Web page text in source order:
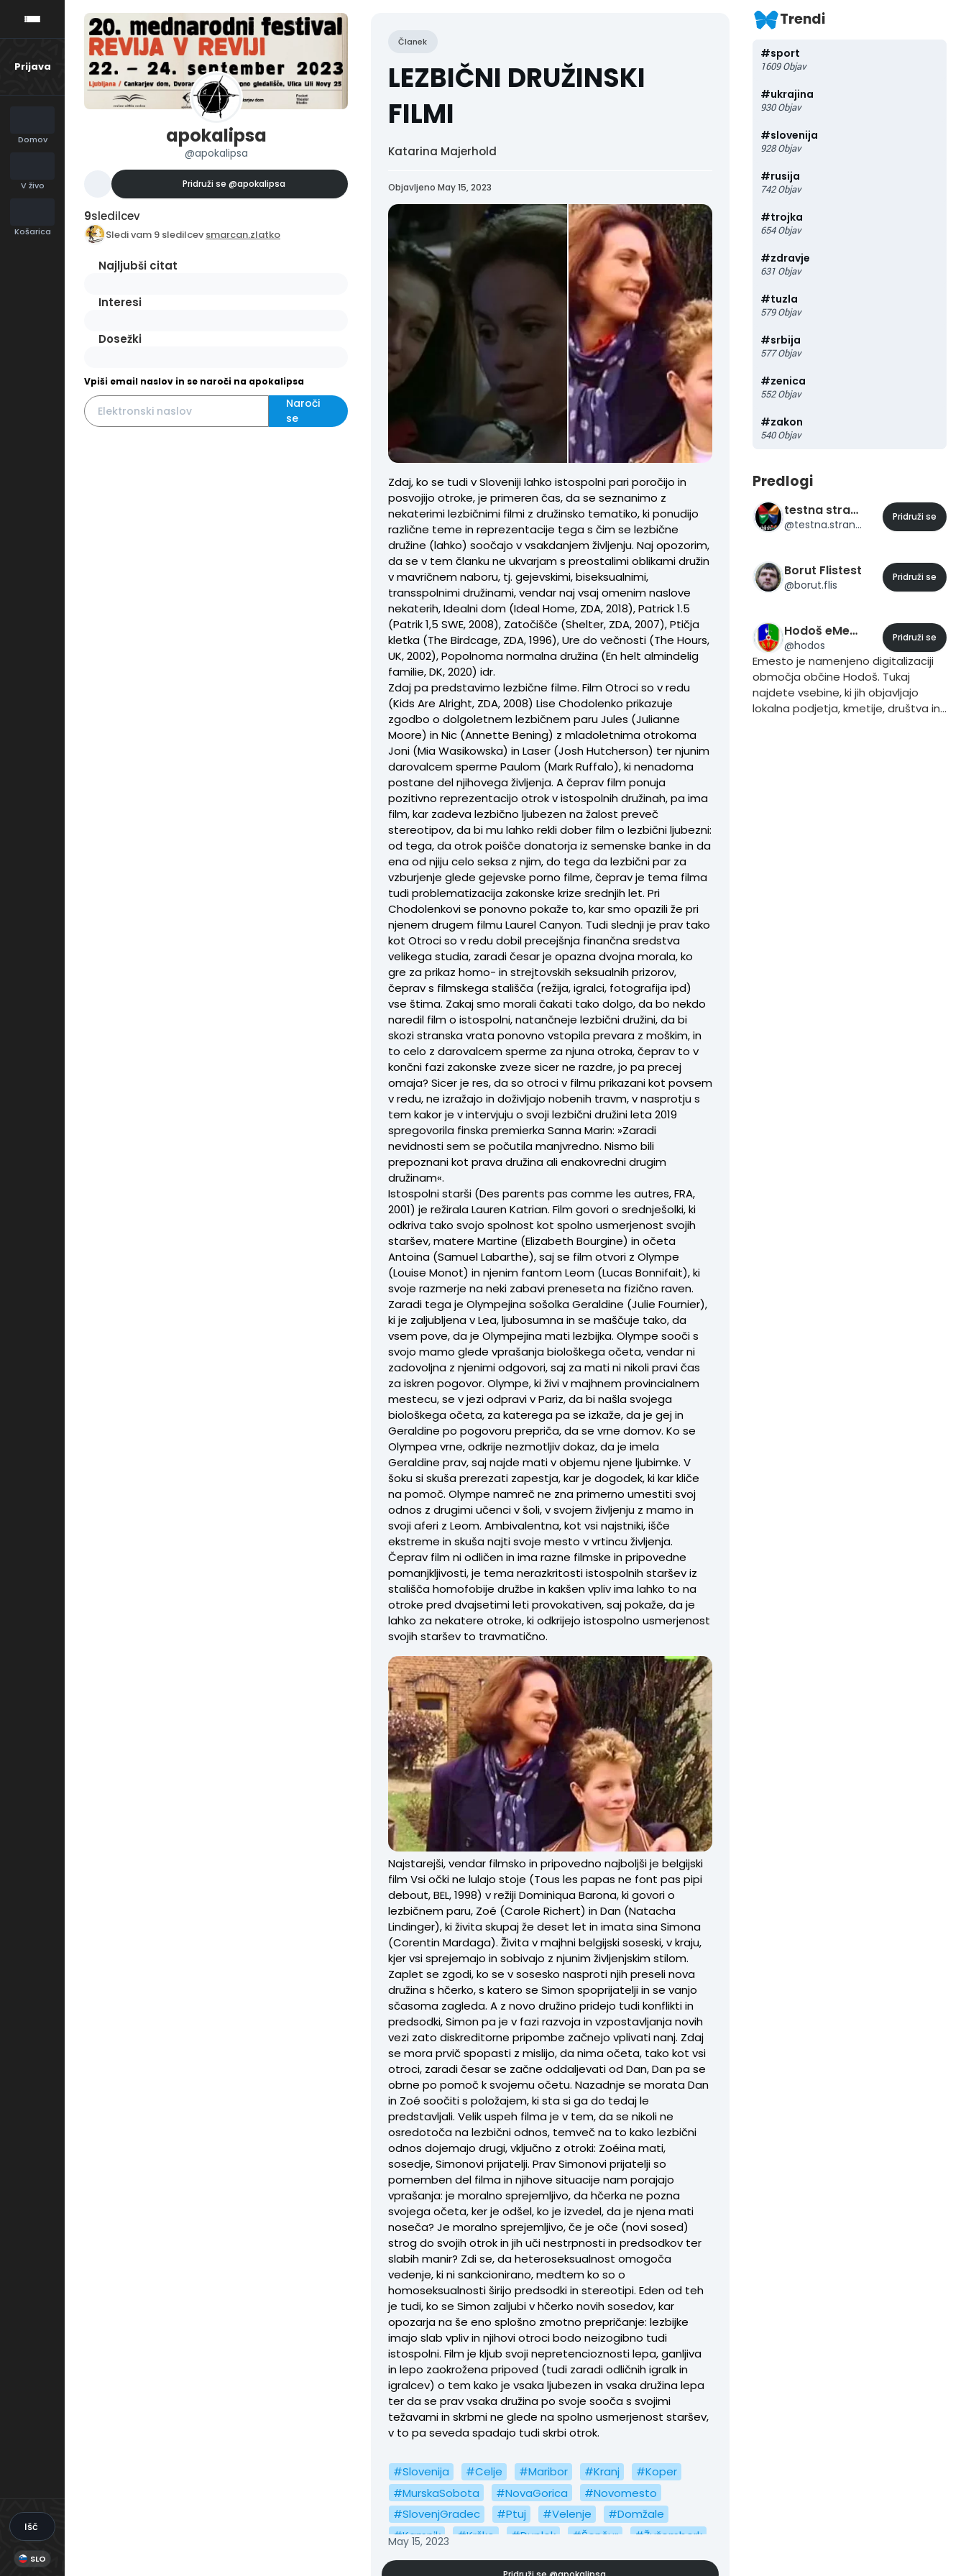
Prijava
Domov
V živo
Košarica
Išči
SLO
apokalipsa
@apokalipsa
Pridruži se @apokalipsa
9sledilcev
Sledi vam 9 sledilcev smarcan.zlatko
Najljubši citat
Interesi
Dosežki
Vpiši email naslov in se naroči na apokalipsa
Naroči
se
Članek
LEZBIČNI DRUŽINSKI
FILMI
Katarina Majerhold
Objavljeno May 15, 2023
Zdaj, ko se tudi v Sloveniji lahko istospolni pari poročijo in
posvojijo otroke, je primeren čas, da se seznanimo z
nekaterimi lezbičnimi filmi z družinsko tematiko, ki ponudijo
različne teme in reprezentacije tega s čim se lezbične
družine (lahko) soočajo v vsakdanjem življenju. Naj opozorim,
da se v tem članku ne ukvarjam s preostalimi oblikami družin
v mavričnem naboru, tj. gejevskimi, biseksualnimi,
transspolnimi družinami, vendar naj vsaj omenim naslove
nekaterih, Idealni dom (Ideal Home, ZDA, 2018), Patrick 1.5
(Patrik 1,5 SWE, 2008), Zatočišče (Shelter, ZDA, 2007), Ptičja
kletka (The Birdcage, ZDA, 1996), Ure do večnosti (The Hours,
UK, 2002), Popolnoma normalna družina (En helt almindelig
familie, DK, 2020) idr.
Zdaj pa predstavimo lezbične filme. Film Otroci so v redu
(Kids Are Alright, ZDA, 2008) Lise Chodolenko prikazuje
zgodbo o dolgoletnem lezbičnem paru Jules (Julianne
Moore) in Nic (Annette Bening) z mladoletnima otrokoma
Joni (Mia Wasikowska) in Laser (Josh Hutcherson) ter njunim
darovalcem sperme Paulom (Mark Ruffalo), ki nenadoma
postane del njihovega življenja. A čeprav film ponuja
pozitivno reprezentacijo otrok v istospolnih družinah, pa ima
film, kar zadeva lezbično ljubezen na žalost preveč
stereotipov, da bi mu lahko rekli dober film o lezbični ljubezni:
od tega, da otrok poišče donatorja iz semenske banke in da
ena od njiju celo seksa z njim, do tega da lezbični par za
vzburjenje glede gejevske porno filme, čeprav je tema filma
tudi problematizacija zakonske krize srednjih let. Pri
Chodolenkovi se ponovno pokaže to, kar smo opazili že pri
njenem drugem filmu Laurel Canyon. Tudi slednji je prav tako
kot Otroci so v redu dobil precejšnja finančna sredstva
velikega studia, zaradi česar je opazna dvojna morala, ko
gre za prikaz homo- in strejtovskih seksualnih prizorov,
čeprav s filmskega stališča (režija, igralci, fotografija ipd)
vse štima. Zakaj smo morali čakati tako dolgo, da bo nekdo
naredil film o istospolni, natančneje lezbični družini, da bi
skozi stranska vrata ponovno vstopila prevara z moškim, in
to celo z darovalcem sperme za njuna otroka, čeprav to v
končni fazi zakonske zveze sicer ne razdre, jo pa precej
omaja? Sicer je res, da so otroci v filmu prikazani kot povsem
v redu, ne izražajo in doživljajo nobenih travm, v nasprotju s
tem kakor je v intervjuju o svoji lezbični družini leta 2019
spregovorila finska premierka Sanna Marin: »Zaradi
nevidnosti sem se počutila manjvredno. Nismo bili
prepoznani kot prava družina ali enakovredni drugim
družinam«.
Istospolni starši (Des parents pas comme les autres, FRA,
2001) je režirala Lauren Katrian. Film govori o srednješolki, ki
odkriva tako svojo spolnost kot spolno usmerjenost svojih
staršev, matere Martine (Elizabeth Bourgine) in očeta
Antoina (Samuel Labarthe), saj se film otvori z Olympe
(Louise Monot) in njenim fantom Leom (Lucas Bonnifait), ki
svoje razmerje na neki zabavi preneseta na fizično raven.
Zaradi tega je Olympejina sošolka Geraldine (Julie Fournier),
ki je zaljubljena v Lea, ljubosumna in se maščuje tako, da
vsem pove, da je Olympejina mati lezbijka. Olympe sooči s
svojo mamo glede vprašanja biološkega očeta, vendar ni
zadovoljna z njenimi odgovori, saj za mati ni nikoli pravi čas
za iskren pogovor. Olympe, ki živi v majhnem provincialnem
mestecu, se v jezi odpravi v Pariz, da bi našla svojega
biološkega očeta, za katerega pa se izkaže, da je gej in
Geraldine po pogovoru prepriča, da se vrne domov. Ko se
Olympea vrne, odkrije nezmotljiv dokaz, da je imela
Geraldine prav, saj najde mati v objemu njene ljubimke. V
šoku si skuša prerezati zapestja, kar je dogodek, ki kar kliče
na pomoč. Olympe namreč ne zna primerno umestiti svoj
odnos z drugimi učenci v šoli, v svojem življenju z mamo in
svoji aferi z Leom. Ambivalentna, kot vsi najstniki, išče
ekstreme in skuša najti svoje mesto v vrtincu življenja.
Čeprav film ni odličen in ima razne filmske in pripovedne
pomanjkljivosti, je tema nerazkritosti istospolnih staršev iz
stališča homofobije družbe in kakšen vpliv ima lahko to na
otroke pred dvajsetimi leti provokativen, saj pokaže, da je
lahko za nekatere otroke, ki odkrijejo istospolno usmerjenost
svojih staršev to travmatično.
Najstarejši, vendar filmsko in pripovedno najboljši je belgijski
film Vsi očki ne lulajo stoje (Tous les papas ne font pas pipi
debout, BEL, 1998) v režiji Dominiqua Barona, ki govori o
lezbičnem paru, Zoé (Carole Richert) in Dan (Natacha
Lindinger), ki živita skupaj že deset let in imata sina Simona
(Corentin Mardaga). Živita v majhni belgijski soseski, v kraju,
kjer vsi sprejemajo in sobivajo z njunim življenjskim stilom.
Zaplet se zgodi, ko se v sosesko nasproti njih preseli nova
družina s hčerko, s katero se Simon spoprijatelji in se vanjo
sčasoma zagleda. A z novo družino pridejo tudi konflikti in
predsodki, Simon pa je v fazi razvoja in vzpostavljanja novih
vezi zato diskreditorne pripombe začnejo vplivati nanj. Zdaj
se mora prvič spopasti z mislijo, da nima očeta, tako kot vsi
otroci, zaradi česar se začne oddaljevati od Dan, Dan pa se
obrne po pomoč k svojemu očetu. Nazadnje se morata Dan
in Zoé soočiti s položajem, ki sta si ga do tedaj le
predstavljali. Velik uspeh filma je v tem, da se nikoli ne
osredotoča na lezbični odnos, temveč na to kako lezbični
odnos dojemajo drugi, vključno z otroki: Zoéina mati,
sosedje, Simonovi prijatelji. Prav Simonovi prijatelji so
pomemben del filma in njihove situacije nam porajajo
vprašanja: je moralno sprejemljivo, da hčerka ne pozna
svojega očeta, ker je odšel, ko je izvedel, da je njena mati
noseča? Je moralno sprejemljivo, če je oče (novi sosed)
strog do svojih otrok in jih uči nestrpnosti in predsodkov ter
slabih manir? Zdi se, da heteroseksualnost omogoča
vedenje, ki ni sankcionirano, medtem ko so o
homoseksualnosti širijo predsodki in stereotipi. Eden od teh
je tudi, ko se Simon zaljubi v hčerko novih sosedov, kar
opozarja na še eno splošno zmotno prepričanje: lezbijke
imajo slab vpliv in njihovi otroci bodo neizogibno tudi
istospolni. Film je kljub svoji nepretencioznosti lepa, ganljiva
in lepo zaokrožena pripoved (tudi zaradi odličnih igralk in
igralcev) o tem kako je vsaka ljubezen in vsaka družina lepa
ter da se prav vsaka družina po svoje sooča s svojimi
težavami in skrbmi ne glede na spolno usmerjenost staršev,
v to pa seveda spadajo tudi skrbi otrok.
#Slovenija #Celje #Maribor #Kranj
#Koper
#MurskaSobota
#NovaGorica
#Novomesto
#SlovenjGradec
#Ptuj #Velenje
#Domžale
#Kamnik
#Krško #Duplek #Šenčur
#Žužemberk
#Odranci
#ŠmarjepriJelšah
#RogaškaSlatina
May 15, 2023
Trendi
#sport
1609 Objav
#ukrajina
930 Objav
#slovenija
928 Objav
#rusija
742 Objav
#trojka
654 Objav
#zdravje
631 Objav
#tuzla
579 Objav
#srbija
577 Objav
#zenica
552 Objav
#zakon
540 Objav
Predlogi
testna stran 23
@testna.stran.23
Pridruži se
Borut Flistest
@borut.flis
Pridruži se
Hodoš eMesto
@hodos
Pridruži se
Emesto je namenjeno digitalizaciji
območja občine Hodoš. Tukaj
najdete vsebine, ki jih objavljajo
lokalna podjetja, kmetije, društva in